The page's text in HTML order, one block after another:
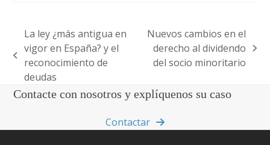
previous
post:
La ley ¿más antigua en
vigor en España? y el
reconocimiento de
deudas
next
post:
Nuevos cambios en el
derecho al dividendo
del socio minoritario
Contacte con nosotros y explíquenos su caso
Contactar